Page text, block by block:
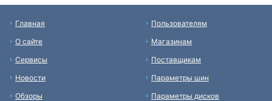
Главная
О сайте
Сервисы
Новости
Обзоры
Пользователям
Магазинам
Поставщикам
Параметры шин
Параметры дисков